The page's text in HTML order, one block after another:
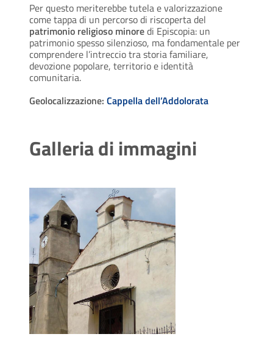
Per questo meriterebbe tutela e valorizzazione
come tappa di un percorso di riscoperta del
patrimonio religioso minoredi Episcopia: un
patrimonio spesso silenzioso, ma fondamentale per
comprendere l’intreccio tra storia familiare,
devozione popolare, territorio e identità
comunitaria.
Geolocalizzazione: Cappella dell’Addolorata
Galleria di immagini